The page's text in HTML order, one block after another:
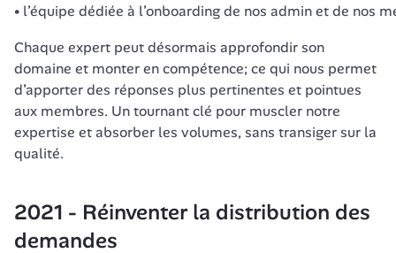
l’équipe dédiée à l’onboarding de nos admin et de nos
Chaque expert peut désormais approfondir son
domaine et monter en compétence; ce qui nous permet
d’apporter des réponses plus pertinentes et pointues
aux membres. Un tournant clé pour muscler notre
expertise et absorber les volumes, sans transiger sur la
qualité.
2021 - Réinventer la distribution des
demandes